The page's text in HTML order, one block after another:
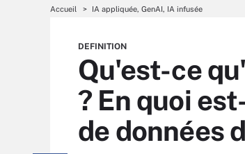
Accueil IA appliquée, GenAI, IA infusée
DEFINITION
Qu'est-ce
? En quoi
de données